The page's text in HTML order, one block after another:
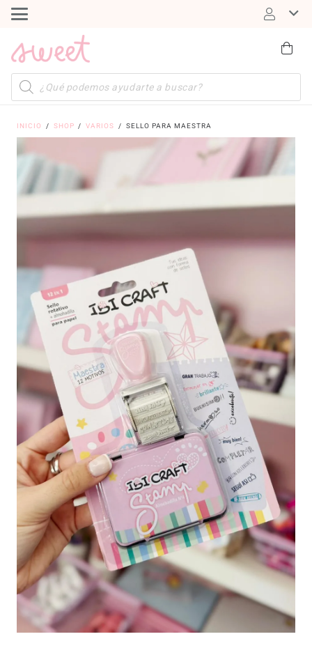
Búsqueda
de
productos
INICIO / SHOP / VARIOS / SELLO PARA MAESTRA